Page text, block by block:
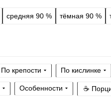
средняя 90 % тёмная 90 %
По крепости По кислинке
Особенности ☕